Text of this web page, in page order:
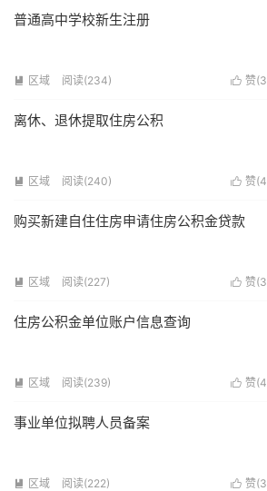
普通高中学校新生注册
 赞(3
 区域 阅读(234)
离休、退休提取住房公积
 赞(4
 区域 阅读(240)
购买新建自住住房申请住房公积金贷款
 赞(3
 区域 阅读(227)
住房公积金单位账户信息查询
 赞(4
 区域 阅读(239)
事业单位拟聘人员备案
 赞(3
 区域 阅读(222)